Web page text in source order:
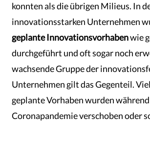
konnten als die übrigen Milieus. In
innovationsstarken Unternehmen
geplante Innovationsvorhabenwie
durchgeführt und oft sogar noch
wachsende Gruppe der
Unternehmen gilt das Gegenteil.
geplante Vorhaben wurden
Coronapandemie verschoben oder